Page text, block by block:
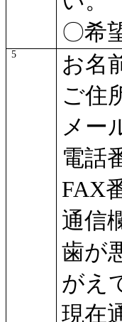
〇希
5
お名
ご住
メー
電話
FAX
通信
歯が
がえ
現